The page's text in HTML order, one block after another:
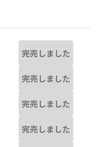
完売しました
完売しました
完売しました
完売しました